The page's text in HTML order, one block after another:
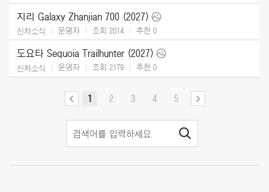
지리 Galaxy Zhanjian 700 (2027)
신차소식 운영자 조회 2014 추천 0
도요타 Sequoia Trailhunter (2027)
신차소식 운영자 조회 2179 추천 0
1 2 3 4 5